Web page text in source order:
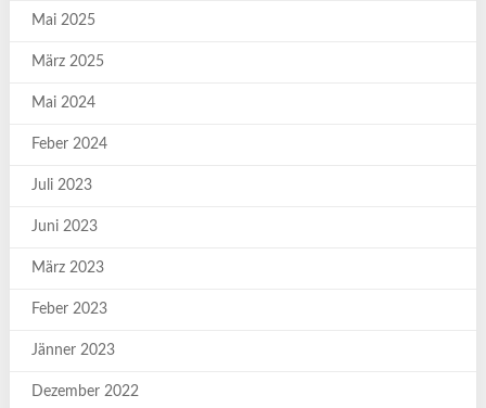
Mai 2025
März 2025
Mai 2024
Feber 2024
Juli 2023
Juni 2023
März 2023
Feber 2023
Jänner 2023
Dezember 2022